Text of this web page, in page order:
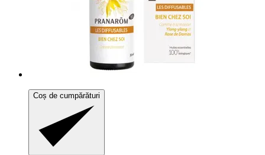
Coș de cumpărături